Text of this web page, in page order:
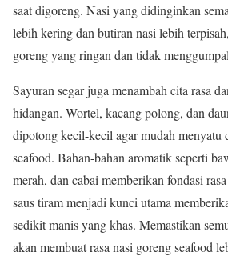
saat digoreng. Nasi yang didinginkan
lebih kering dan butiran nasi lebih
goreng yang ringan dan tidak
Sayuran segar juga menambah cita rasa
hidangan. Wortel, kacang polong, dan
dipotong kecil-kecil agar mudah menyatu
seafood. Bahan-bahan aromatik seperti
merah, dan cabai memberikan fondasi
saus tiram menjadi kunci utama
sedikit manis yang khas. Memastikan
akan membuat rasa nasi goreng seafood